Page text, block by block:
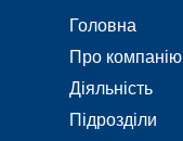
Головна
Про компанію
Діяльність
Підрозділи